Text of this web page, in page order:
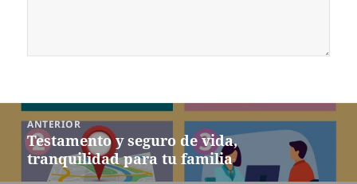
Navegación
entradas
ANTERIOR
Entrada
anterior:
Testamento y seguro de vida,
tranquilidad para tu familia